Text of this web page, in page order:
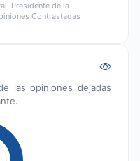
Presidente de la
Contrastadas
las opiniones dejadas